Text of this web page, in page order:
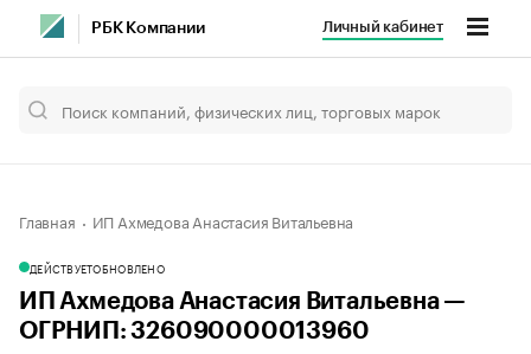
РБК Компании Личный кабинет
Главная ИП Ахмедова Анастасия Витальевна
ДЕЙСТВУЕТОБНОВЛЕНО
ИП Ахмедова Анастасия Витальевна —
ОГРНИП: 326090000013960